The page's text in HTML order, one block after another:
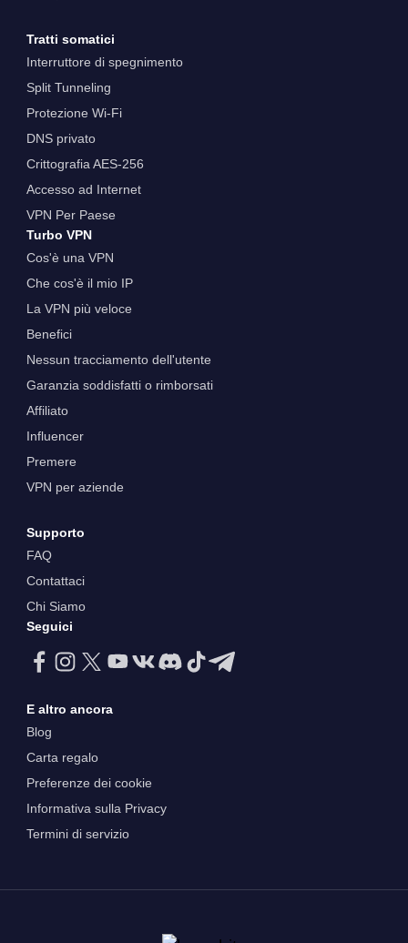
Tratti somatici
Interruttore di spegnimento
Split Tunneling
Protezione Wi-Fi
DNS privato
Crittografia AES-256
Accesso ad Internet
VPN Per Paese
Turbo VPN
Cos'è una VPN
Che cos'è il mio IP
La VPN più veloce
Benefici
Nessun tracciamento dell'utente
Garanzia soddisfatti o rimborsati
Affiliato
Influencer
Premere
VPN per aziende
Supporto
FAQ
Contattaci
Chi Siamo
Seguici
E altro ancora
Blog
Carta regalo
Preferenze dei cookie
Informativa sulla Privacy
Termini di servizio